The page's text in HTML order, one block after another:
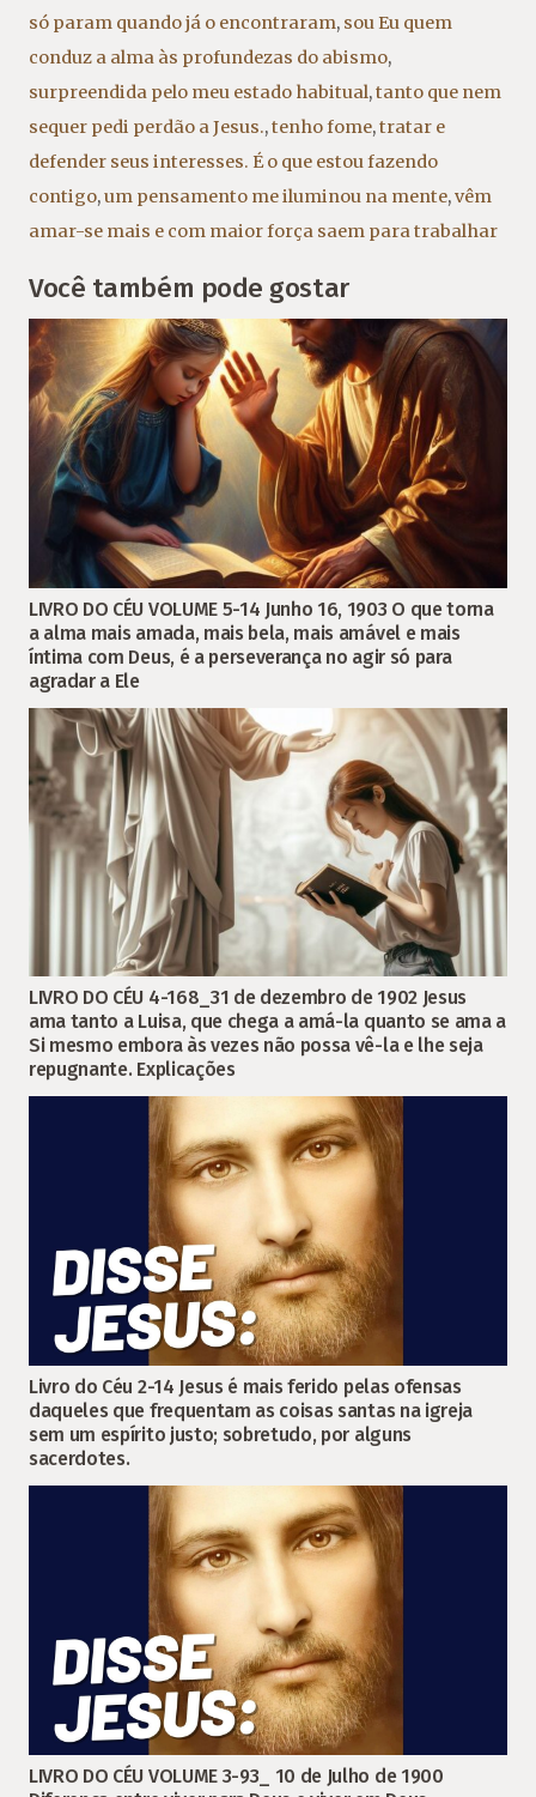
só param quando já o encontraram, sou Eu quem
conduz a alma às profundezas do abismo,
surpreendida pelo meu estado habitual,tanto que nem
sequer pedi perdão a Jesus.,tenho fome,tratar e
defender seus interesses. É o que estou fazendo
contigo,um pensamento me iluminou na mente,vêm
amar-se mais e com maior força saem para trabalhar
Você também pode gostar
LIVRO DO CÉU VOLUME 5-14 Junho 16, 1903 O que torna
a alma mais amada, mais bela, mais amável e mais
íntima com Deus, é a perseverança no agir só para
agradar a Ele
LIVRO DO CÉU 4-168_31 de dezembro de 1902 Jesus
ama tanto a Luisa, que chega a amá-la quanto se ama a
Si mesmo embora às vezes não possa vê-la e lhe seja
repugnante. Explicações
Livro do Céu 2-14 Jesus é mais ferido pelas ofensas
daqueles que frequentam as coisas santas na igreja
sem um espírito justo; sobretudo, por alguns
sacerdotes.
LIVRO DO CÉU VOLUME 3-93_ 10 de Julho de 1900